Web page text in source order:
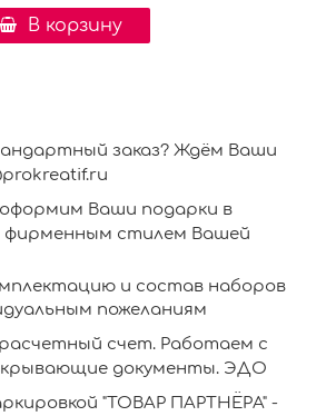
В корзину
заказ? Ждём Ваши
Ваши подарки в
фирменным стилем Вашей
и состав наборов
пожеланиям
счет. Работаем с
документы. ЭДО
"ТОВАР ПАРТНЁРА" -